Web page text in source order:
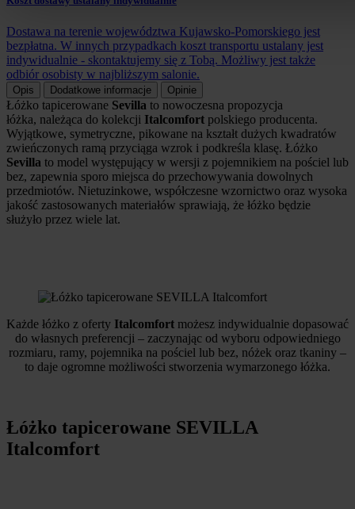
Dostawa na terenie województwa Kujawsko-Pomorskiego jest
bezpłatna. W innych przypadkach koszt transportu ustalany jest
indywidualnie - skontaktujemy się z Tobą. Możliwy jest także
odbiór osobisty w najbliższym salonie.
Opis Dodatkowe informacje Opinie
Łóżko tapicerowane Sevilla to nowoczesna propozycja
łóżka, należąca do kolekcji Italcomfort polskiego producenta.
Wyjątkowe, symetryczne, pikowane na kształt dużych kwadratów
zwieńczonych ramą przyciąga wzrok i podkreśla klasę. Łóżko
Sevilla to model występujący w wersji z pojemnikiem na pościel lub
bez, zapewnia sporo miejsca do przechowywania dowolnych
przedmiotów. Nietuzinkowe, współczesne wzornictwo oraz wysoka
jakość zastosowanych materiałów sprawiają, że łóżko będzie
służyło przez wiele lat.
Każde łóżko z oferty Italcomfort możesz indywidualnie dopasować
do własnych preferencji – zaczynając od wyboru odpowiedniego
rozmiaru, ramy, pojemnika na pościel lub bez, nóżek oraz tkaniny –
to daje ogromne możliwości stworzenia wymarzonego łóżka.
Łóżko tapicerowane SEVILLA
Italcomfort